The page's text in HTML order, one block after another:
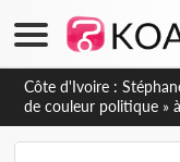
Mali : Les FAMa
groupes armés